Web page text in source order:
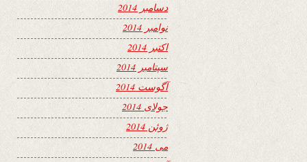
دسامبر 2014
نوامبر 2014
اکتبر 2014
سپتامبر 2014
آگوست 2014
جولای 2014
ژوئن 2014
می 2014